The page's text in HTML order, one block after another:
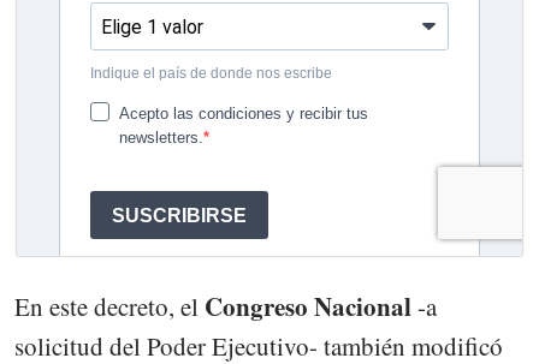
En este decreto, el Congreso Nacional-a
solicitud del Poder Ejecutivo- también modificó